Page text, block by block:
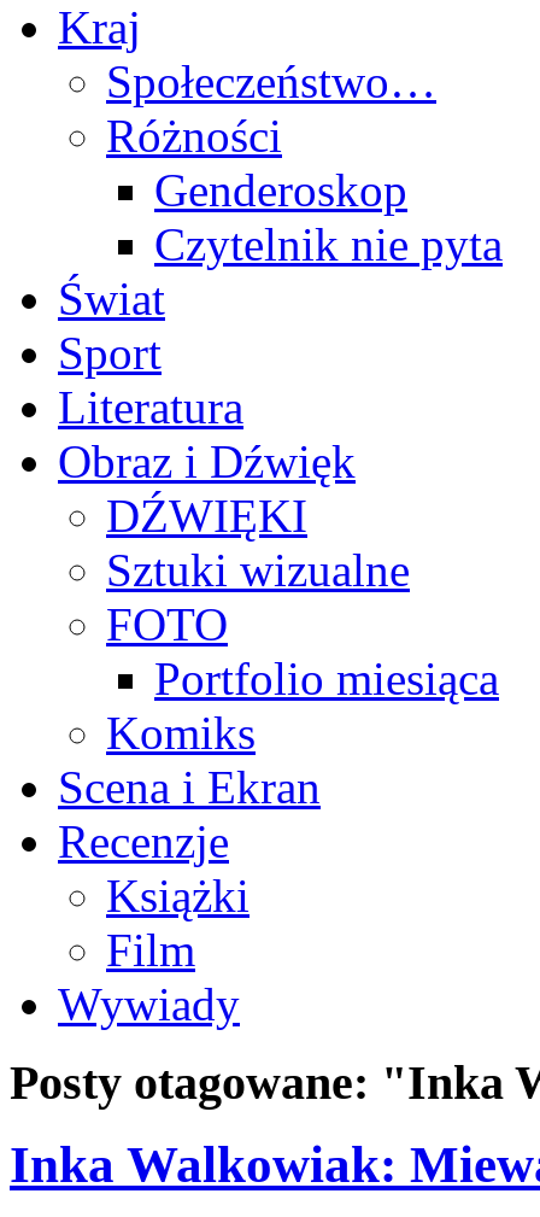
Kraj
Społeczeństwo…
Różności
Genderoskop
Czytelnik nie pyta
Świat
Sport
Literatura
Obraz i Dźwięk
DŹWIĘKI
Sztuki wizualne
FOTO
Portfolio miesiąca
Komiks
Scena i Ekran
Recenzje
Książki
Film
Wywiady
Posty otagowane: "Inka
Inka Walkowiak: